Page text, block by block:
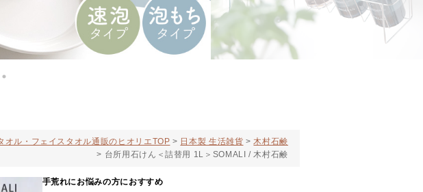
オル・フェイスタオル通販のヒオリエTOP 日本製 生活雑貨
木村石鹸
台所用石けん＜詰替用 1L＞SOMALI / 木村石鹸
手荒れにお悩みの方におすすめ